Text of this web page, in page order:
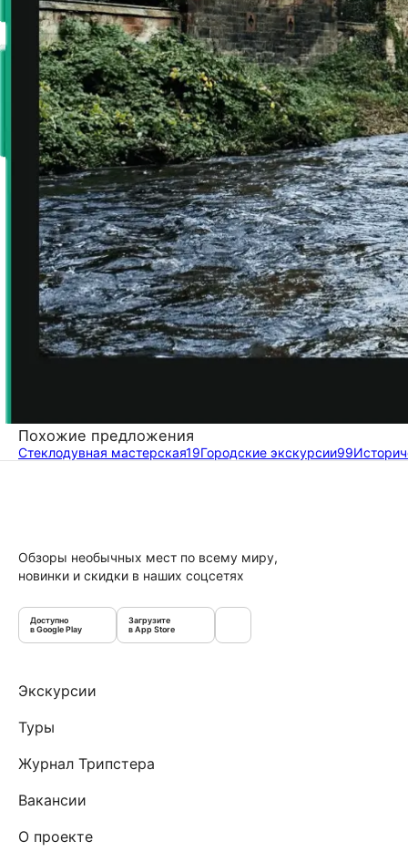
Похожие предложения
Стеклодувная мастерская19Городские экскурсии99
Обзоры необычных мест по всему миру,
новинки и скидки в наших соцсетях
Доступно
в Google Play
Загрузите
в App Store
Экскурсии
Туры
Журнал Трипстера
Вакансии
О проекте